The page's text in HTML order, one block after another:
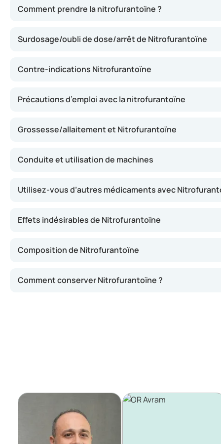
Comment prendre la nitrofurantoïne ?
Surdosage/oubli de dose/arrêt de Nitrofurantoïne
Contre-indications Nitrofurantoïne
Précautions d’emploi avec la nitrofurantoïne
Grossesse/allaitement et Nitrofurantoïne
Conduite et utilisation de machines
Utilisez-vous d’autres médicaments avec
Effets indésirables de Nitrofurantoïne
Composition de Nitrofurantoïne
Comment conserver Nitrofurantoïne ?